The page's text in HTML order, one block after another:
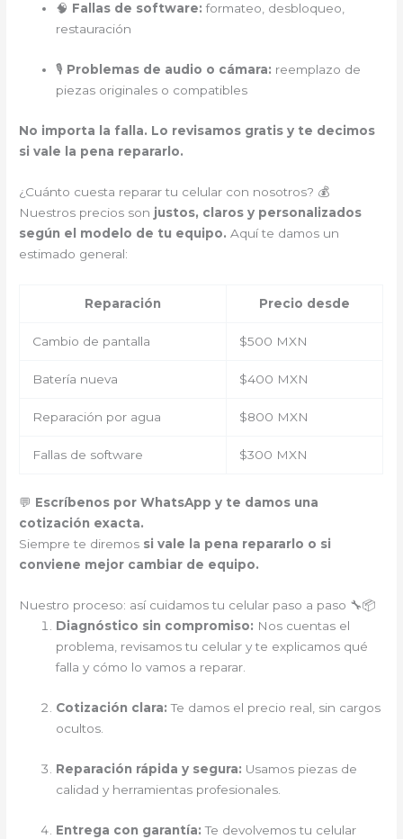
🧠 Fallas de software: formateo, desbloqueo,
restauración
🎙️ Problemas de audio o cámara: reemplazo de
piezas originales o compatibles
No importa la falla. Lo revisamos gratis y te decimos
si vale la pena repararlo.
¿Cuánto cuesta reparar tu celular con nosotros? 💰
Nuestros precios son justos, claros y personalizados
según el modelo de tu equipo. Aquí te damos un
estimado general:
Reparación Precio desde
Cambio de pantalla $500 MXN
Batería nueva $400 MXN
Reparación por agua $800 MXN
Fallas de software $300 MXN
💬 Escríbenos por WhatsApp y te damos una
cotización exacta.
Siempre te diremos si vale la pena repararlo o si
conviene mejor cambiar de equipo.
Nuestro proceso: así cuidamos tu celular paso a paso 🔧📦
Diagnóstico sin compromiso: Nos cuentas el
problema, revisamos tu celular y te explicamos qué
falla y cómo lo vamos a reparar.
Cotización clara: Te damos el precio real, sin cargos
ocultos.
Reparación rápida y segura: Usamos piezas de
calidad y herramientas profesionales.
Entrega con garantía: Te devolvemos tu celular